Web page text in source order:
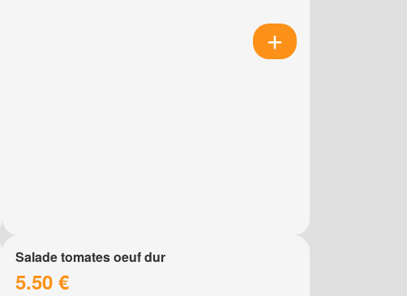
Salade tomates oeuf dur
5.50 €